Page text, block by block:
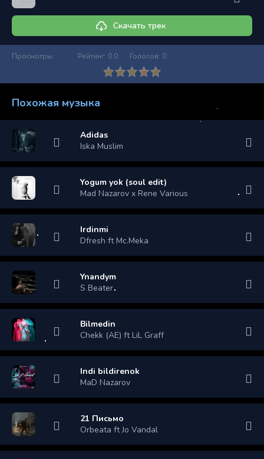
Скачать трек
Просмотры: Рейтинг: 0.0 Голосов: 0
Похожая музыка
Adidas
Iska Muslim
Yogum yok (soul edit)
Mad Nazarov x Rene Various
Irdinmi
Dfresh ft Mc.Meka
Ynandym
S Beater
Bilmedin
Chekk (AE) ft LiL Graff
Indi bildirenok
MaD Nazarov
21 Письмо
Orbeata ft Jo Vandal